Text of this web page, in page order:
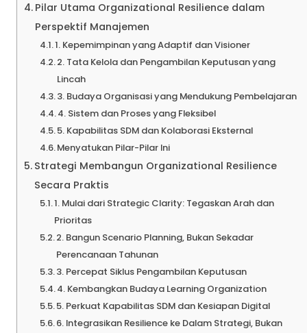
Pilar Utama Organizational Resilience dalam
Perspektif Manajemen
1. Kepemimpinan yang Adaptif dan Visioner
2. Tata Kelola dan Pengambilan Keputusan yang
Lincah
3. Budaya Organisasi yang Mendukung Pembelajaran
4. Sistem dan Proses yang Fleksibel
5. Kapabilitas SDM dan Kolaborasi Eksternal
Menyatukan Pilar-Pilar Ini
Strategi Membangun Organizational Resilience
Secara Praktis
1. Mulai dari Strategic Clarity: Tegaskan Arah dan
Prioritas
2. Bangun Scenario Planning, Bukan Sekadar
Perencanaan Tahunan
3. Percepat Siklus Pengambilan Keputusan
4. Kembangkan Budaya Learning Organization
5. Perkuat Kapabilitas SDM dan Kesiapan Digital
6. Integrasikan Resilience ke Dalam Strategi, Bukan